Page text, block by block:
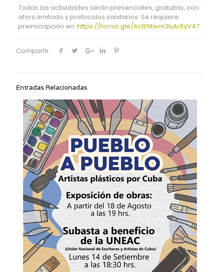
Todas las actividades serán presenciales, gratuitas, con
aforo limitado y protocolos sanitarios. Se requiere
preinscripción en: https://forms.gle/ActLNtwm3bAr6yV47
Compartir
Entradas Relacionadas